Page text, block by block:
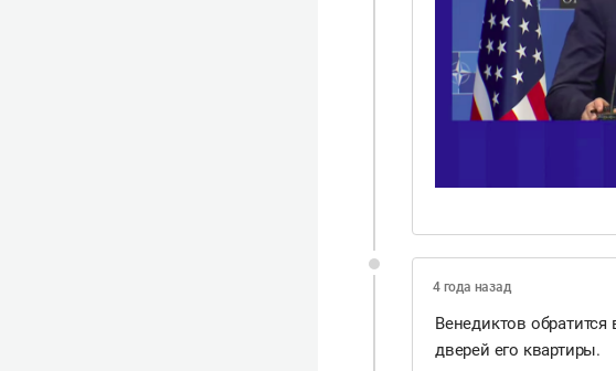
4 года назад
Венедиктов
дверей его квартиры.